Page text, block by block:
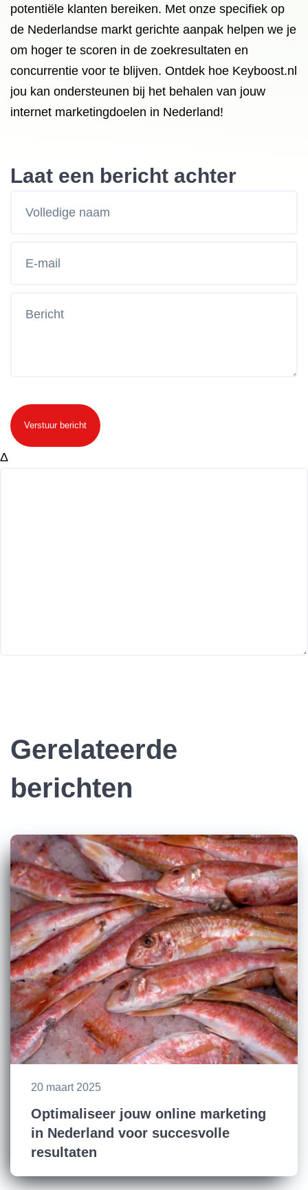
potentiële klanten bereiken. Met onze specifiek op
de Nederlandse markt gerichte aanpak helpen we je
om hoger te scoren in de zoekresultaten en
concurrentie voor te blijven. Ontdek hoe Keyboost.nl
jou kan ondersteunen bij het behalen van jouw
internet marketingdoelen in Nederland!
Laat een bericht achter
Verstuur bericht
Δ
Gerelateerde
berichten
20 maart 2025
Optimaliseer jouw online marketing
in Nederland voor succesvolle
resultaten